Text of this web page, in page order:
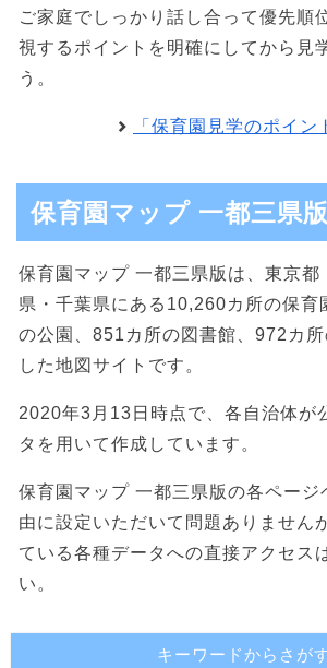
ご家庭でしっかり話し合って優先順
視するポイントを明確にしてから見
う。
「保育園見学のポイ
保育園マップ 一都三県
保育園マップ 一都三県版は、東京都
県・千葉県にある10,260カ所の保育
の公園、851カ所の図書館、972カ
した地図サイトです。
2020年3月13日時点で、各自治体が
タを用いて作成しています。
保育園マップ 一都三県版の各ページ
由に設定いただいて問題ありません
ている各種データへの直接アクセス
い。
キーワードからさが